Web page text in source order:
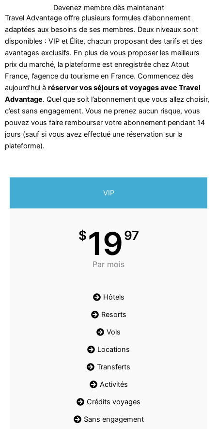
Devenez membre dès maintenant
Travel Advantage offre plusieurs formules d’abonnement
adaptées aux besoins de ses membres. Deux niveaux sont
disponibles : VIP et Élite, chacun proposant des tarifs et des
avantages exclusifs. En plus de vous proposer les meilleurs
prix du marché, la plateforme est enregistrée chez Atout
France, l’agence du tourisme en France. Commencez dès
aujourd’hui à réserver vos séjours et voyages avec Travel
Advantage. Quel que soit l’abonnement que vous allez choisir,
c’est sans engagement. Vous ne prenez aucun risque, vous
pouvez vous faire rembourser votre abonnement pendant 14
jours (sauf si vous avez effectué une réservation sur la
plateforme).
VIP
$1997
Par mois
Hôtels
Resorts
Vols
Locations
Transferts
Activités
Crédits voyages
Sans engagement